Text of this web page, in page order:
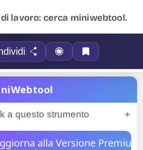
lavoro: cerca miniwebtool.
a questo strumento
alla Versione Premium